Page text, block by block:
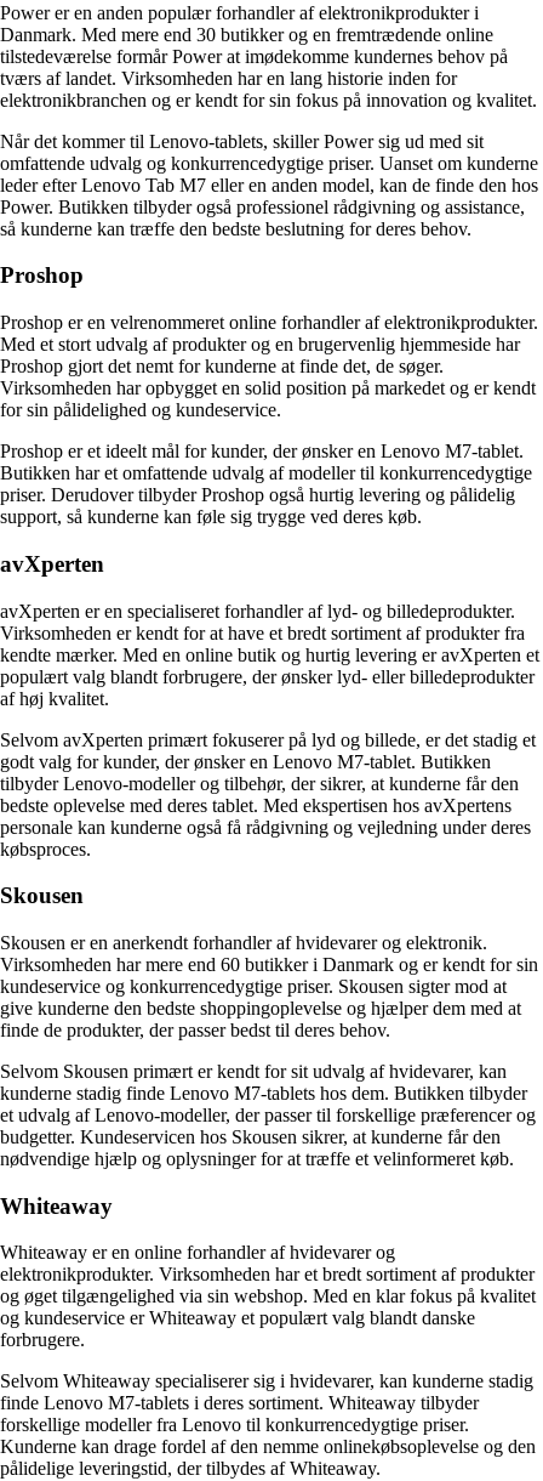
Power er en anden populær forhandler af elektronikprodukter i
Danmark. Med mere end 30 butikker og en fremtrædende online
tilstedeværelse formår Power at imødekomme kundernes behov på
tværs af landet. Virksomheden har en lang historie inden for
elektronikbranchen og er kendt for sin fokus på innovation og kvalitet.
Når det kommer til Lenovo-tablets, skiller Power sig ud med sit
omfattende udvalg og konkurrencedygtige priser. Uanset om kunderne
leder efter Lenovo Tab M7 eller en anden model, kan de finde den hos
Power. Butikken tilbyder også professionel rådgivning og assistance,
så kunderne kan træffe den bedste beslutning for deres behov.
Proshop
Proshop er en velrenommeret online forhandler af elektronikprodukter.
Med et stort udvalg af produkter og en brugervenlig hjemmeside har
Proshop gjort det nemt for kunderne at finde det, de søger.
Virksomheden har opbygget en solid position på markedet og er kendt
for sin pålidelighed og kundeservice.
Proshop er et ideelt mål for kunder, der ønsker en Lenovo M7-tablet.
Butikken har et omfattende udvalg af modeller til konkurrencedygtige
priser. Derudover tilbyder Proshop også hurtig levering og pålidelig
support, så kunderne kan føle sig trygge ved deres køb.
avXperten
avXperten er en specialiseret forhandler af lyd- og billedeprodukter.
Virksomheden er kendt for at have et bredt sortiment af produkter fra
kendte mærker. Med en online butik og hurtig levering er avXperten et
populært valg blandt forbrugere, der ønsker lyd- eller billedeprodukter
af høj kvalitet.
Selvom avXperten primært fokuserer på lyd og billede, er det stadig et
godt valg for kunder, der ønsker en Lenovo M7-tablet. Butikken
tilbyder Lenovo-modeller og tilbehør, der sikrer, at kunderne får den
bedste oplevelse med deres tablet. Med ekspertisen hos avXpertens
personale kan kunderne også få rådgivning og vejledning under deres
købsproces.
Skousen
Skousen er en anerkendt forhandler af hvidevarer og elektronik.
Virksomheden har mere end 60 butikker i Danmark og er kendt for sin
kundeservice og konkurrencedygtige priser. Skousen sigter mod at
give kunderne den bedste shoppingoplevelse og hjælper dem med at
finde de produkter, der passer bedst til deres behov.
Selvom Skousen primært er kendt for sit udvalg af hvidevarer, kan
kunderne stadig finde Lenovo M7-tablets hos dem. Butikken tilbyder
et udvalg af Lenovo-modeller, der passer til forskellige præferencer og
budgetter. Kundeservicen hos Skousen sikrer, at kunderne får den
nødvendige hjælp og oplysninger for at træffe et velinformeret køb.
Whiteaway
Whiteaway er en online forhandler af hvidevarer og
elektronikprodukter. Virksomheden har et bredt sortiment af produkter
og øget tilgængelighed via sin webshop. Med en klar fokus på kvalitet
og kundeservice er Whiteaway et populært valg blandt danske
forbrugere.
Selvom Whiteaway specialiserer sig i hvidevarer, kan kunderne stadig
finde Lenovo M7-tablets i deres sortiment. Whiteaway tilbyder
forskellige modeller fra Lenovo til konkurrencedygtige priser.
Kunderne kan drage fordel af den nemme onlinekøbsoplevelse og den
pålidelige leveringstid, der tilbydes af Whiteaway.